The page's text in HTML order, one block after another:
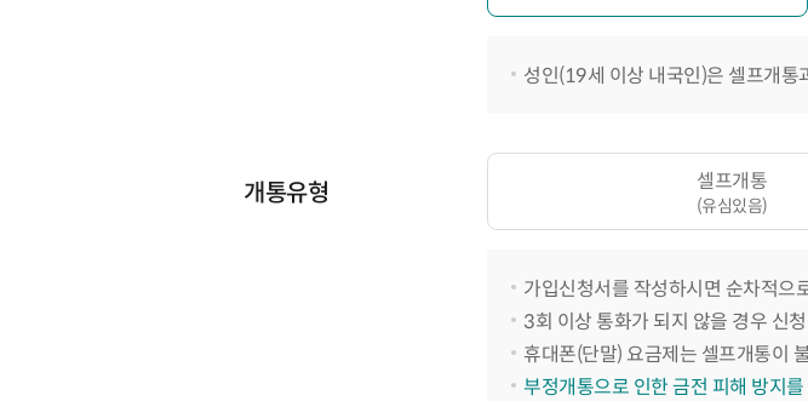
성인(19세 이상 내국인)은 셀프개통
개통유형 셀프개통
(유심있음)
가입신청서를 작성하시면 순차적으
3회 이상 통화가 되지 않을 경우 신
휴대폰(단말) 요금제는 셀프개통이
부정개통으로 인한 금전 피해 방지